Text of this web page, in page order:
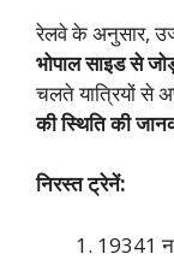
रेलवे के अनुसार,
भोपाल साइड से
चलते यात्रियों से
की स्थिति की
निरस्त ट्रेनें:
19341